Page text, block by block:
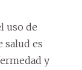
uso de
salud es
y